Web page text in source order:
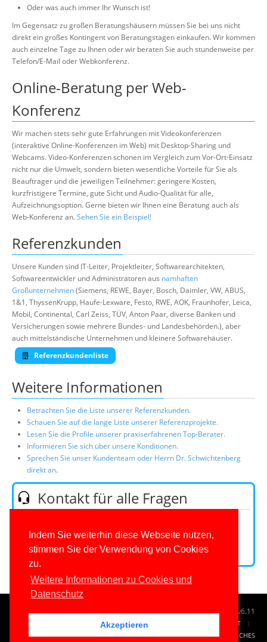
Indem Sie weiterhin diese Webseite nutzen,
stimmen Sie der Verwendung von Cookies
zu.
Weitere Informationen zu Cookies und
Datenschutz
Akzeptieren
Oder was auch immer Ihr Wunsch ist!
Im Gegensatz zu großen Beratungshäusern müssen Sie bei uns nicht
direkt ein großes Kontingent von Beratungstagen einkaufen. Wir kommen
auch einzelne Tage zu Ihnen oder wir beraten Sie auch stundenweise per
Telefon/E-Mail oder Webkonferenz.
Online-Beratung per Web-
Konferenz
Wir machen stets sehr gute Erfahrungen mit Videokonferenzen
(interaktive Online-Konferenzen im Web) mit Desktop-Sharing und
Webcams. Video-Konferenzen schonen im Vergleich zum Vor-Ort-Einsatz
nicht nur die Umwelt, sondern bieten wesentliche Vorteile für Sie als
Beauftrager und die jeweiligen Teilnehmer: geringere Kosten,
kurzfristigere Termine, gute Sicht und Audio-Qualität für alle,
Aufzeichnungsoption. Gerne bieten wir Ihnen eine Beratung auch als
Web-Konferenz an.Sehen Sie ein Beispiel!
Referenzkunden
Unsere Kunden sind IT-Leiter, Projektleiter, Softwarearchitekten,
Softwareentwickler und Administratoren aus namhaften
Großunternehmen(Siemens, REWE, Bayer, Bosch, Daimler, VW, ABUS,
1&1, ThyssenKrupp, Haufe-Lexware, Festo, RWE, AOK, Fraunhofer, Leica,
Mobil, Continental, Carl Zeiss, TÜV, Anton Paar, diverse Banken und
Versicherungen sowie mehrere Bundes- und Landesbehörden.), aber
auch mittelständische Unternehmen und kleinere Softwarehäuser.
Referenzkundenliste
Weitere Informationen
Betrachten Sie die Liste unserer Referenzkunden.
Schauen Sie auf die lange Liste unserer Referenzprojekte.
Lesen Sie die Profile unserer praxiserfahrenen Top-Berater.
Informieren Sie sich über unsere Konditionen.
Sprechen Sie unser Kundenteam oder Herrn Dr. Schwichtenberg
direkt an.
Kontakt für alle Fragen
E-Mail:
Kontaktformular
© 1996-2026www.IT-Visions.de-Dr. Holger Schwichtenberg v6.11
TAG CLOUD
KONTAKT
IMPRESSUM
RECHTLICHES